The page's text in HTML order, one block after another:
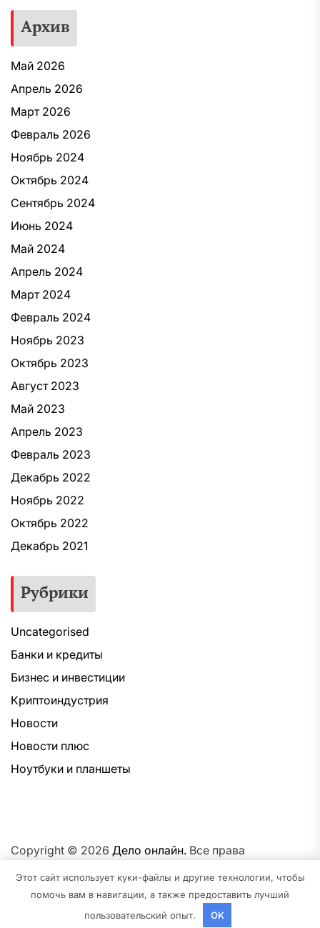
Архив
Май 2026
Апрель 2026
Март 2026
Февраль 2026
Ноябрь 2024
Октябрь 2024
Сентябрь 2024
Июнь 2024
Май 2024
Апрель 2024
Март 2024
Февраль 2024
Ноябрь 2023
Октябрь 2023
Август 2023
Май 2023
Апрель 2023
Февраль 2023
Декабрь 2022
Ноябрь 2022
Октябрь 2022
Декабрь 2021
Рубрики
Uncategorised
Банки и кредиты
Бизнес и инвестиции
Криптоиндустрия
Новости
Новости плюс
Ноутбуки и планшеты
Copyright © 2026 Дело онлайн. Все права
платформеWordPress.
Этот сайт использует куки-файлы и другие технологии, чтобы
помочь вам в навигации, а также предоставить лучший
пользовательский опыт.
OK